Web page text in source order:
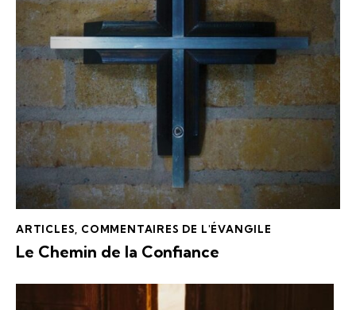
ARTICLES COMMENTAIRES DE L'ÉVANGILE
Le Chemin de la Confiance